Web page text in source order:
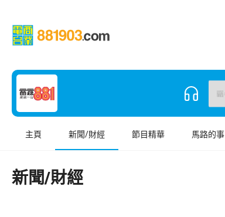
主頁 新聞/財經 節目精華 馬路的事
新聞/財經